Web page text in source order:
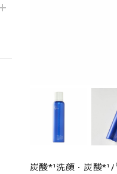
炭酸*¹洗顔・炭酸*¹